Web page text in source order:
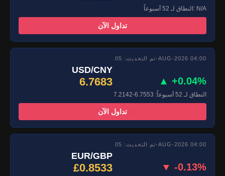
النطاق لـ 52 أسبوعاً: N/A
تداول الآن
تم التحديث: 05-AUG-2026 04:00
USD/CNY
6.7683 ▲ +0.04%
النطاق لـ 52 أسبوعاً: 6.7553-7.2142
تداول الآن
تم التحديث: 05-AUG-2026 04:00
EUR/GBP
£0.8533 ▼ -0.13%